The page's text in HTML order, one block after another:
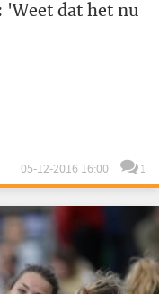
'Weet dat het nu
05-12-2016 16:00 1